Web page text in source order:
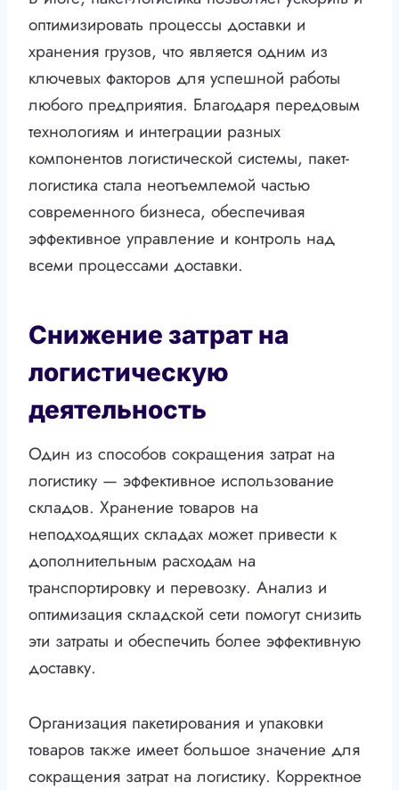
оптимизировать процессы доставки и
хранения грузов, что является одним из
ключевых факторов для успешной работы
любого предприятия. Благодаря передовым
технологиям и интеграции разных
компонентов логистической системы, пакет-
логистика стала неотъемлемой частью
современного бизнеса, обеспечивая
эффективное управление и контроль над
всеми процессами доставки.
Снижение затрат на
логистическую
деятельность
Один из способов сокращения затрат на
логистику — эффективное использование
складов. Хранение товаров на
неподходящих складах может привести к
дополнительным расходам на
транспортировку и перевозку. Анализ и
оптимизация складской сети помогут снизить
эти затраты и обеспечить более эффективную
доставку.
Организация пакетирования и упаковки
товаров также имеет большое значение для
сокращения затрат на логистику. Корректное